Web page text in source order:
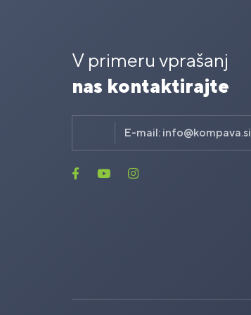
V primeru vprašanj
nas kontaktirajte
E-mail: info@kompava.si